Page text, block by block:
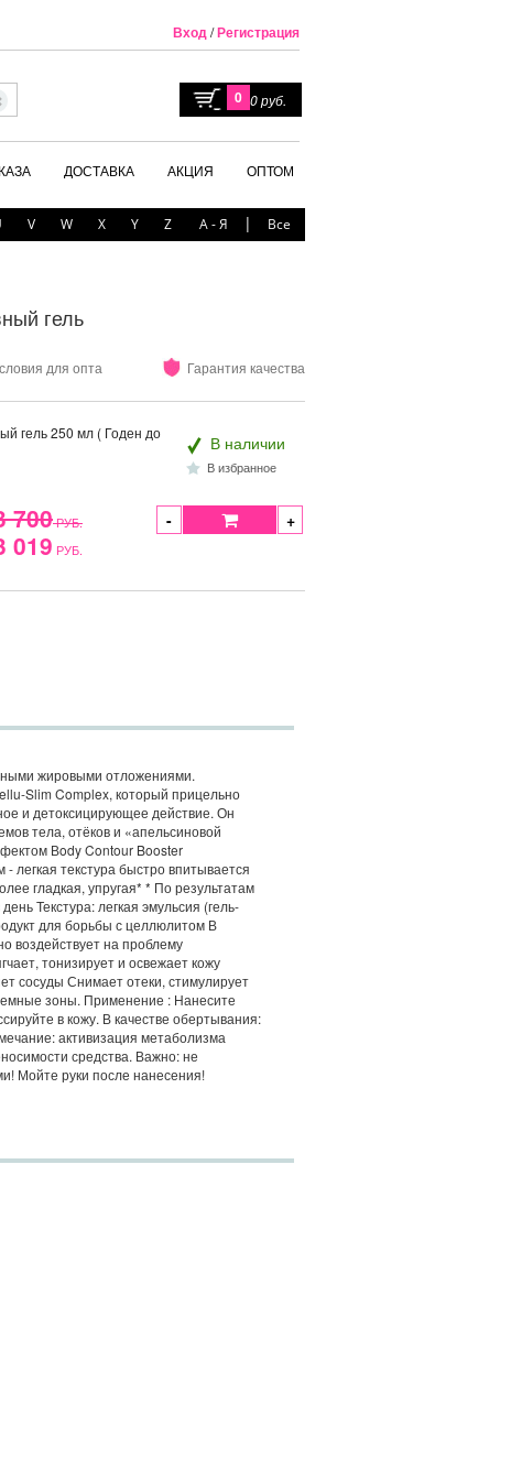
Вход/Регистрация
0 0 руб.
ОПТОМ
АКЦИЯ
ДОСТАВКА
V W X Y Z А - Я | Все
гель
Гарантия качества
для опта
В наличии
В избранное
гель 250 мл ( Годен до
700РУБ.
019 РУБ.
- +
жировыми отложениями.
Slim Complex, который прицельно
и детоксицирующее действие. Он
тела, отёков и «апельсиновой
Вody Contour Booster
легкая текстура быстро впитывается
гладкая, упругая* * По результатам
Текстура: легкая эмульсия (гель-
для борьбы с целлюлитом В
воздействует на проблему
тонизирует и освежает кожу
сосуды Снимает отеки, стимулирует
зоны. Применение : Нанесите
в кожу. В качестве обертывания:
активизация метаболизма
средства. Важно: не
Мойте руки после нанесения!